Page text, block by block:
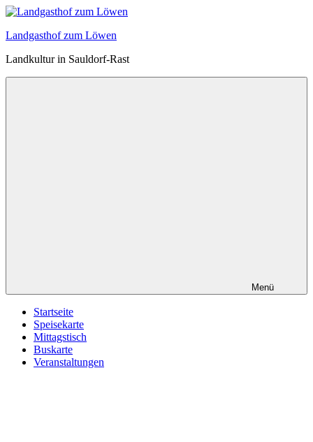
Zum
springen
Landgasthof zum Löwen
Landkultur in Sauldorf-Rast
Menü
Startseite
Speisekarte
Mittagstisch
Buskarte
Veranstaltungen